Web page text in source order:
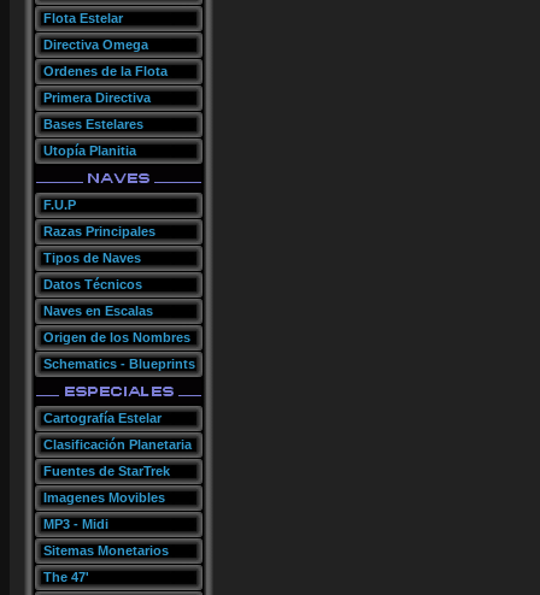
Flota Estelar
Directiva Omega
Ordenes de la Flota
Primera Directiva
Bases Estelares
Utopía Planitia
F.U.P
Razas Principales
Tipos de Naves
Datos Técnicos
Naves en Escalas
Origen de los Nombres
Schematics - Blueprints
Cartografía Estelar
Clasificación Planetaria
Fuentes de StarTrek
Imagenes Movibles
MP3 - Midi
Sitemas Monetarios
The 47'